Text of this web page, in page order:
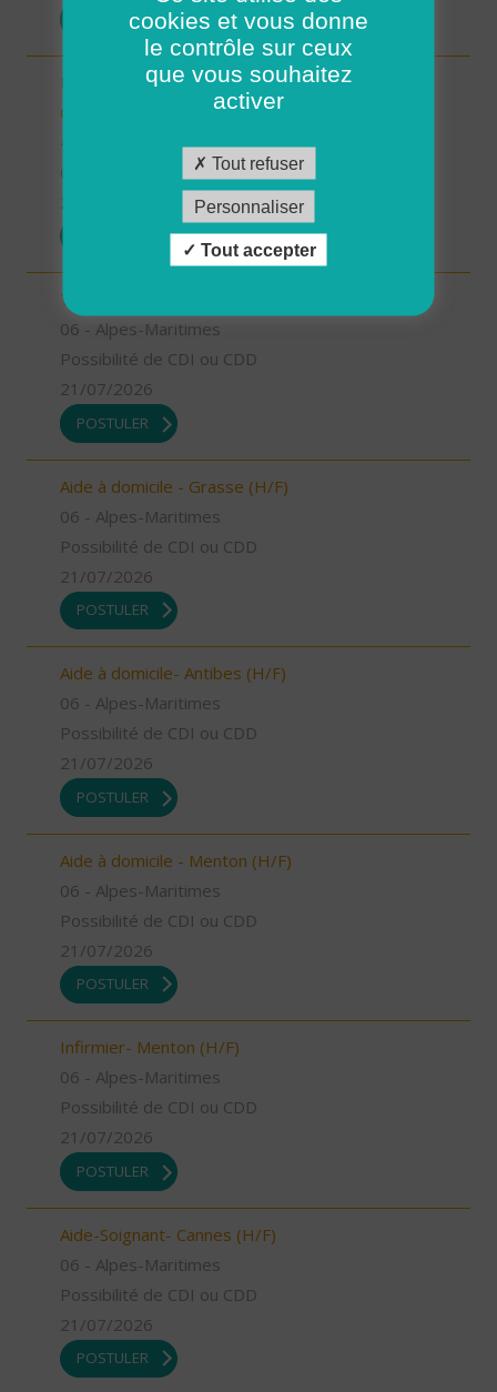
POSTULER
Responsable de secteur sur Noyers sur Cher -
CDD 2 mois Temps Plein (H/F)
41 - Loir-et-Cher
Technicien Intervention Social et Familiale (H/F)
06 - Alpes-Maritimes
Possibilité de CDI ou CDD
21/07/2026
POSTULER
Aide à domicile - Grasse (H/F)
06 - Alpes-Maritimes
Possibilité de CDI ou CDD
21/07/2026
POSTULER
Aide à domicile- Antibes (H/F)
06 - Alpes-Maritimes
Possibilité de CDI ou CDD
21/07/2026
POSTULER
Aide à domicile - Menton (H/F)
06 - Alpes-Maritimes
Possibilité de CDI ou CDD
21/07/2026
POSTULER
Infirmier- Menton (H/F)
06 - Alpes-Maritimes
Possibilité de CDI ou CDD
21/07/2026
POSTULER
Aide-Soignant- Cannes (H/F)
06 - Alpes-Maritimes
Possibilité de CDI ou CDD
21/07/2026
POSTULER
cookies et vous donne
le contrôle sur ceux
que vous souhaitez
activer
Tout refuser
Personnaliser
Tout accepter